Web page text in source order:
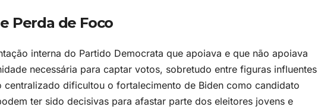
Perda de Foco
interna do Partido Democrata que apoiava e que não apoiava
necessária para captar votos, sobretudo entre figuras influentes
dificultou o fortalecimento de Biden como candidato
ter sido decisivas para afastar parte dos eleitores jovens e